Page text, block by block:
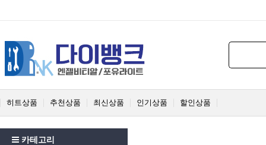
히트상품 추천상품 최신상품 인기상품 할인상품
카테고리